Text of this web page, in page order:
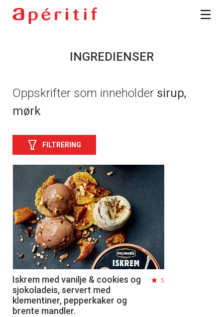
INGREDIENSER
Oppskrifter som inneholder sirup,
mørk
FILTRERING
Iskrem med vanilje & cookies og
sjokoladeis, servert med
klementiner, pepperkaker og
brente mandler.
5